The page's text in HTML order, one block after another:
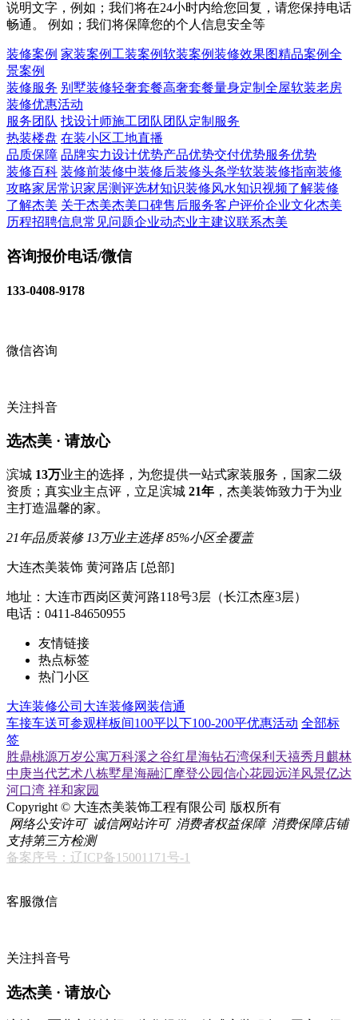
说明文字，例如；我们将在24小时内给您回复，请您保持电话
畅通。 例如；我们将保障您的个人信息安全等
装修案例 家装案例 工装案例软装案例装修效果图精品案例全
景案例
装修服务 别墅装修轻奢套餐高奢套餐量身定制 全屋软装老房
装修优惠活动
服务团队 找设计师施工团队 团队定制服务
热装楼盘 在装小区工地直播
品质保障 品牌实力设计优势产品优势交付优势服务优势
装修百科 装修前装修中装修后装修头条学软装装修指南装修
攻略家居常识家居测评选材知识装修风水知识视频了解装修
了解杰美 关于杰美杰美口碑售后服务客户评价企业文化杰美
历程招聘信息常见问题企业动态业主建议联系杰美
咨询报价电话/微信
133-0408-9178
微信咨询
关注抖音
选杰美 · 请放心
滨城 13万业主的选择，为您提供一站式家装服务，国家二级
资质；真实业主点评，立足滨城 21年 ，杰美装饰致力于为业
主打造温馨的家。
21年品质装修 13万业主选择 85%小区全覆盖
大连杰美装饰 黄河路店 [总部]
地址：大连市西岗区黄河路118号3层（长江杰座3层）
电话：0411-84650955
友情链接
热点标签
热门小区
大连装修公司 大连装修网装信通
车接车送可参观样板间100平以下100-200平优惠活动 全部标
签
胜鼎桃源万岁公寓万科溪之谷红星海钻石湾保利天禧秀月麒林
中庚当代艺术八栋墅星海融汇摩登公园信心花园远洋风景亿达
河口湾 祥和家园
Copyright © 大连杰美装饰工程有限公司 版权所有
网络公安许可 诚信网站许可 消费者权益保障 消费保障店铺
支持第三方检测
备案序号：辽ICP备15001171号-1
客服微信
关注抖音号
选杰美 · 请放心